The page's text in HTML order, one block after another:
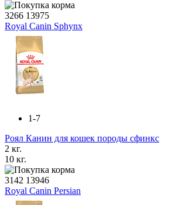
3266 13975
Royal Canin Sphynx
1-7
Роял Канин для кошек породы сфинкс
2 кг.
10 кг.
3142 13946
Royal Canin Persian